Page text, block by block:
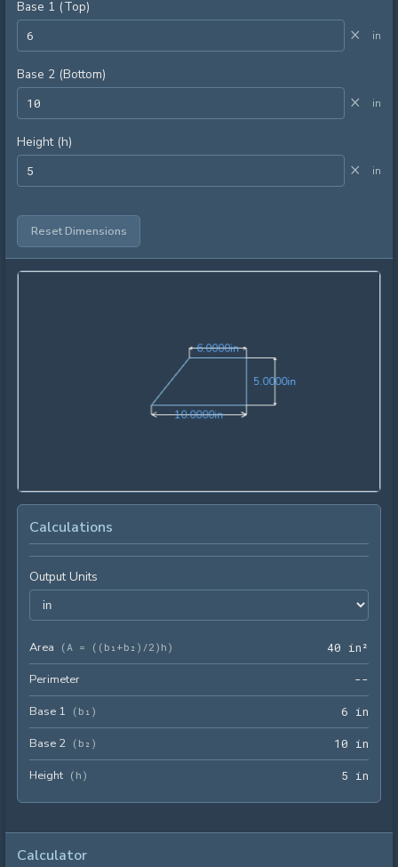
Base 1 (Top)
× in
Base 2 (Bottom)
× in
Height (h)
× in
Reset Dimensions
6.0000in6.0000in
10.0000in10.0000in
5.0000in5.0000in
Calculations
Output Units
Area ( A = ((b₁+b₂)/2)h ) 40 in²
Perimeter --
Base 1 ( b₁ ) 6 in
Base 2 ( b₂ ) 10 in
Height ( h ) 5 in
Calculator